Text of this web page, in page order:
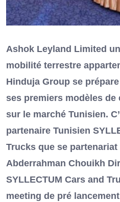
Ashok Leyland Limited
mobilité terrestre
Hinduja Group se
ses premiers modèles
sur le marché Tunisien.
partenaire Tunisien
Trucks que se partenariat
Abderrahman Chouikh
SYLLECTUM Cars and
meeting de pré